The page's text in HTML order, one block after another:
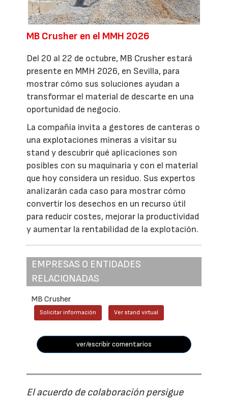
MB Crusher en el MMH 2026
Del 20 al 22 de octubre, MB Crusher estará
presente en MMH 2026, en Sevilla, para
mostrar cómo sus soluciones ayudan a
transformar el material de descarte en una
oportunidad de negocio.
La compañía invita a gestores de canteras o
una explotaciones mineras a visitar su
stand y descubrir qué aplicaciones son
posibles con su maquinaria y con el material
que hoy considera un residuo. Sus expertos
analizarán cada caso para mostrar cómo
convertir los desechos en un recurso útil
para reducir costes, mejorar la productividad
y aumentar la rentabilidad de la explotación.
EMPRESAS O ENTIDADES
RELACIONADAS
MB Crusher
Solicitar información Ver stand virtual
ver/escribir comentarios
El acuerdo de colaboración persigue